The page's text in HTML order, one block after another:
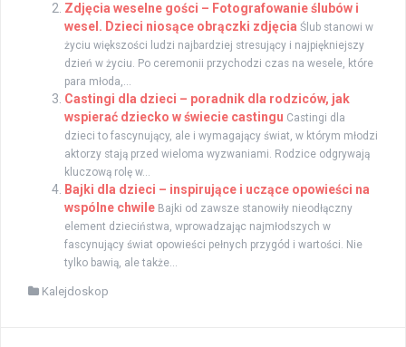
Zdjęcia weselne gości – Fotografowanie ślubów i
wesel. Dzieci niosące obrączki zdjęcia Ślub stanowi w
życiu większości ludzi najbardziej stresujący i najpiękniejszy
dzień w życiu. Po ceremonii przychodzi czas na wesele, które
para młoda,...
Castingi dla dzieci – poradnik dla rodziców, jak
wspierać dziecko w świecie castingu Castingi dla
dzieci to fascynujący, ale i wymagający świat, w którym młodzi
aktorzy stają przed wieloma wyzwaniami. Rodzice odgrywają
kluczową rolę w...
Bajki dla dzieci – inspirujące i uczące opowieści na
wspólne chwile Bajki od zawsze stanowiły nieodłączny
element dzieciństwa, wprowadzając najmłodszych w
fascynujący świat opowieści pełnych przygód i wartości. Nie
tylko bawią, ale także...
Kalejdoskop